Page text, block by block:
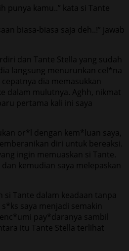
punya kamu..” kata si Tante
biasa-biasa saja deh..!” jawab
dan Tante Stella yang sudah
langsung menurunkan cel*na
dia memasukkan
dalam mulutnya. Aghh, nikmat
pertama kali ini saya
or*l dengan kem*luan saya,
diri untuk bereaksi.
ingin memuaskan si Tante.
kemudian saya melepaskan
si Tante dalam keadaan tanpa
saya menjadi semakin
pay*daranya sambil
itu Tante Stella terlihat